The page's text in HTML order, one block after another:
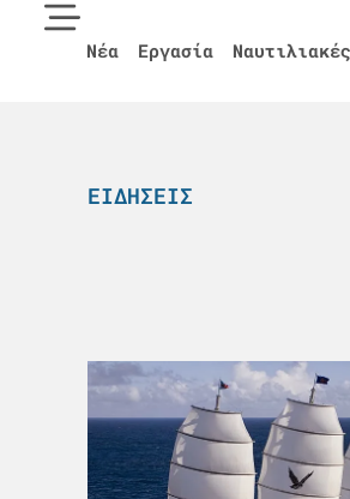
Νέα Εργασία Ναυτιλιακές
ΕΙΔΉΣΕΙΣ